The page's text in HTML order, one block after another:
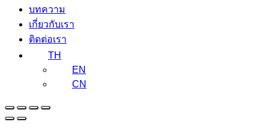
บทความ
เกี่ยวกับเรา
ติดต่อเรา
TH
EN
CN